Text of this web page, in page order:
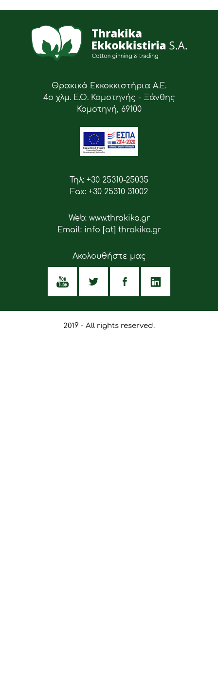
Θρακικά Εκκοκκιστήρια Α.Ε.
4ο χλμ. Ε.Ο. Κομοτηνής - Ξάνθης
Κομοτηνή, 69100
Τηλ: +30 25310-25035
Fax: +30 25310 31002
Web: www.thrakika.gr
Email: info [at] thrakika.gr
Ακολουθήστε μας
2019 - All rights reserved.